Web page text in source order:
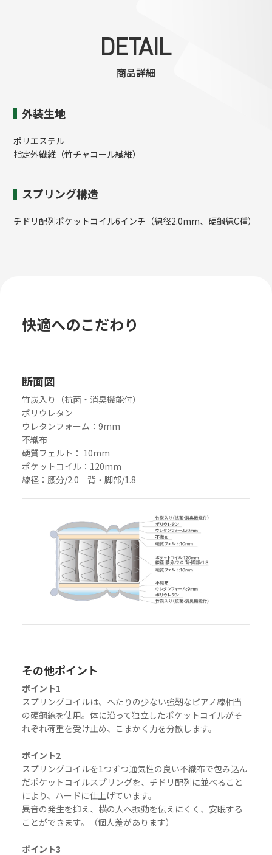
DETAIL
商品詳細
外装生地
ポリエステル
指定外繊維（竹チャコール繊維）
スプリング構造
チドリ配列ポケットコイル6インチ（線径2.0mm、硬鋼線C種）
快適へのこだわり
断面図
竹炭入り（抗菌・消臭機能付）
ポリウレタン
ウレタンフォーム：9mm
不織布
硬質フェルト： 10mm
ポケットコイル：120mm
線径：腰分/2.0 背・脚部/1.8
その他ポイント
ポイント1
スプリングコイルは、へたりの少ない強靭なピアノ線相当
の硬鋼線を使用。体に沿って独立したポケットコイルがそ
れぞれ荷重を受け止め、こまかく力を分散します。
ポイント2
スプリングコイルを1つずつ通気性の良い不織布で包み込ん
だポケットコイルスプリングを、チドリ配列に並べること
により、ハードに仕上げています。
異音の発生を抑え、横の人へ振動を伝えにくく、安眠する
ことができます。（個人差があります）
ポイント3